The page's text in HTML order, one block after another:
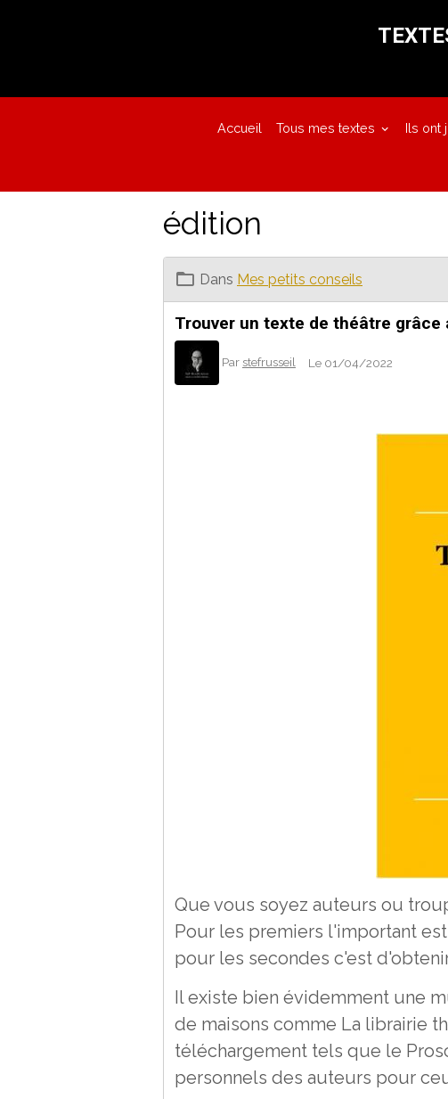
Accueil Tous mes textes Ils ont
édition
Dans Mes petits conseils
Trouver un texte de théâtre grâce
Par stefrusseil Le 01/04/2022
Que vous soyez auteurs ou
Pour les premiers l'important
pour les secondes c'est
Il existe bien évidemment une
de maisons comme La librairie
téléchargement tels que le
personnels des auteurs pour